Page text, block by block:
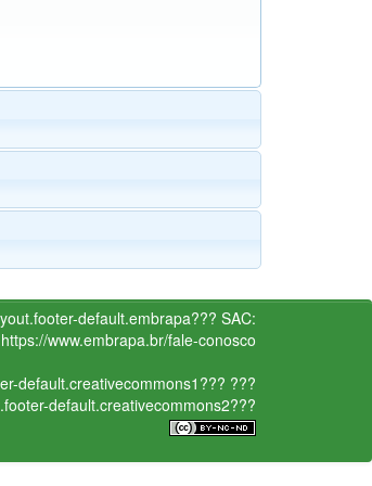
default.embrapa??? SAC:
https://www.embrapa.br/fale-conosco
default.creativecommons1??? ???
default.creativecommons2???